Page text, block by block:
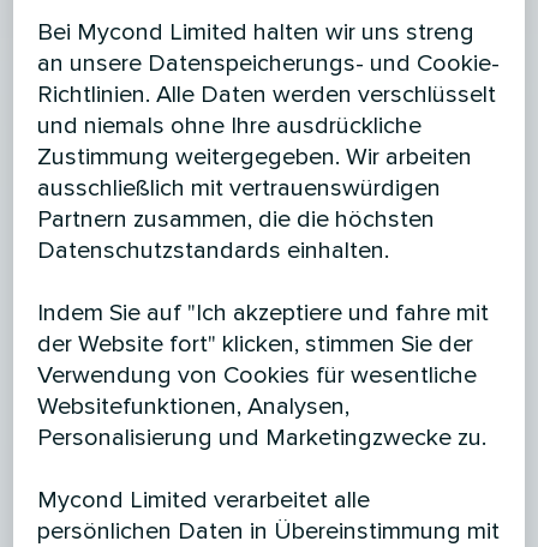
Bei Mycond Limited halten wir uns streng
an unsere Datenspeicherungs- und Cookie-
Richtlinien. Alle Daten werden verschlüsselt
und niemals ohne Ihre ausdrückliche
Zustimmung weitergegeben. Wir arbeiten
ausschließlich mit vertrauenswürdigen
Partnern zusammen, die die höchsten
Datenschutzstandards einhalten.
Indem Sie auf "Ich akzeptiere und fahre mit
der Website fort" klicken, stimmen Sie der
Verwendung von Cookies für wesentliche
Websitefunktionen, Analysen,
Personalisierung und Marketingzwecke zu.
Mycond Limited verarbeitet alle
persönlichen Daten in Übereinstimmung mit